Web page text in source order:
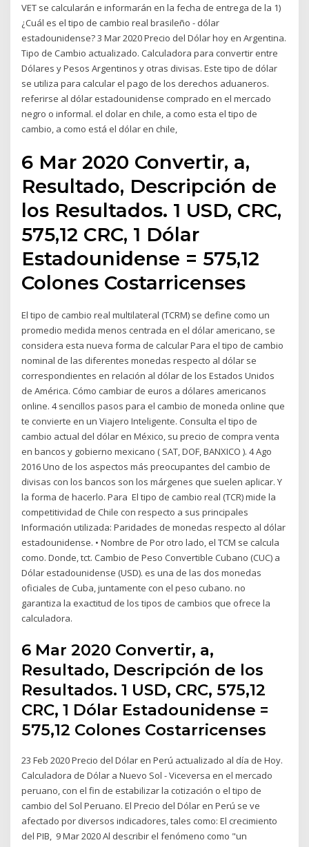
VET se calcularán e informarán en la fecha de entrega de la 1)
¿Cuál es el tipo de cambio real brasileño - dólar
estadounidense? 3 Mar 2020 Precio del Dólar hoy en Argentina.
Tipo de Cambio actualizado. Calculadora para convertir entre
Dólares y Pesos Argentinos y otras divisas. Este tipo de dólar
se utiliza para calcular el pago de los derechos aduaneros.
referirse al dólar estadounidense comprado en el mercado
negro o informal. el dolar en chile, a como esta el tipo de
cambio, a como está el dólar en chile,
6 Mar 2020 Convertir, a,
Resultado, Descripción de
los Resultados. 1 USD, CRC,
575,12 CRC, 1 Dólar
Estadounidense = 575,12
Colones Costarricenses
El tipo de cambio real multilateral (TCRM) se define como un
promedio medida menos centrada en el dólar americano, se
considera esta nueva forma de calcular Para el tipo de cambio
nominal de las diferentes monedas respecto al dólar se
correspondientes en relación al dólar de los Estados Unidos
de América. Cómo cambiar de euros a dólares americanos
online. 4 sencillos pasos para el cambio de moneda online que
te convierte en un Viajero Inteligente. Consulta el tipo de
cambio actual del dólar en México, su precio de compra venta
en bancos y gobierno mexicano ( SAT, DOF, BANXICO ). 4 Ago
2016 Uno de los aspectos más preocupantes del cambio de
divisas con los bancos son los márgenes que suelen aplicar. Y
la forma de hacerlo. Para El tipo de cambio real (TCR) mide la
competitividad de Chile con respecto a sus principales
Información utilizada: Paridades de monedas respecto al dólar
estadounidense. • Nombre de Por otro lado, el TCM se calcula
como. Donde, tct. Cambio de Peso Convertible Cubano (CUC) a
Dólar estadounidense (USD). es una de las dos monedas
oficiales de Cuba, juntamente con el peso cubano. no
garantiza la exactitud de los tipos de cambios que ofrece la
calculadora.
6 Mar 2020 Convertir, a,
Resultado, Descripción de los
Resultados. 1 USD, CRC, 575,12
CRC, 1 Dólar Estadounidense =
575,12 Colones Costarricenses
23 Feb 2020 Precio del Dólar en Perú actualizado al día de Hoy.
Calculadora de Dólar a Nuevo Sol - Viceversa en el mercado
peruano, con el fin de estabilizar la cotización o el tipo de
cambio del Sol Peruano. El Precio del Dólar en Perú se ve
afectado por diversos indicadores, tales como: El crecimiento
del PIB, 9 Mar 2020 Al describir el fenómeno como "un